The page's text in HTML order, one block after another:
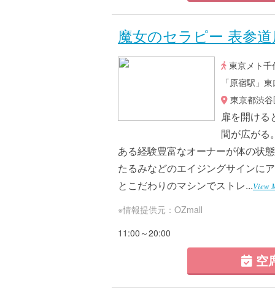
魔女のセラピー 表参
東京メト千
「原宿駅」
東京都渋
扉を開ける
間が広がる
ある経験豊富なオーナーが体の状
たるみなどのエイジングサインに
とこだわりのマシンでストレ...View
※情報提供元：OZmall
11:00～20:00
空